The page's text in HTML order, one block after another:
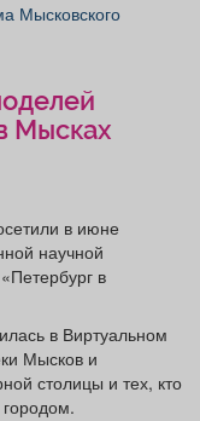
Погода
Мысковского
Мысках
в июне
научной
в
в Виртуальном
Мысков и
столицы и тех, кто
городом.